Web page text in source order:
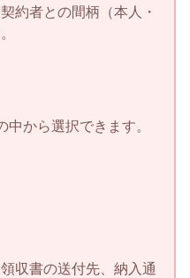
約者との間柄（本人・
から選択できます。
収書の送付先、納入通